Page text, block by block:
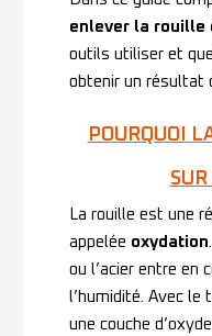
enlever la rouille
outils utiliser et
obtenir un résultat
POURQUOI
La rouille est une
appelée oxydation
ou l’acier entre en
l’humidité. Avec le
une couche